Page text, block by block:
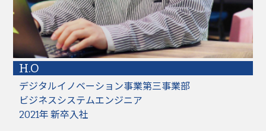
H.O
デジタルイノベーション事業第三事業部
ビジネスシステムエンジニア
2021年 新卒入社